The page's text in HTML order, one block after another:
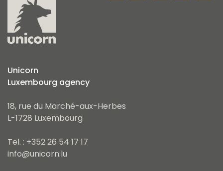
Unicorn
Luxembourg agency
18, rue du Marché-aux-Herbes
L-1728 Luxembourg
Tel. : +352 26 54 17 17
info@unicorn.lu